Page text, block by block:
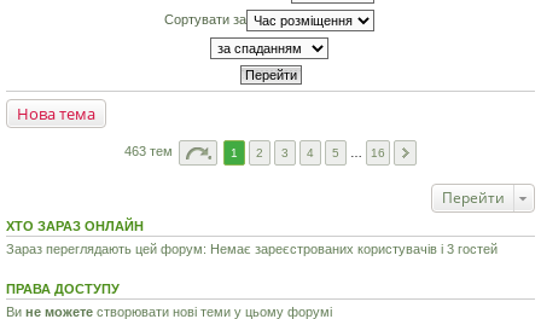
Сортувати за
Нова тема
463 тем 1 2 3 4 5 16
Перейти
ХТО ЗАРАЗ ОНЛАЙН
Зараз переглядають цей форум: Немає зареєстрованих користувачів і 3 гостей
ПРАВА ДОСТУПУ
Ви не можете створювати нові теми у цьому форумі